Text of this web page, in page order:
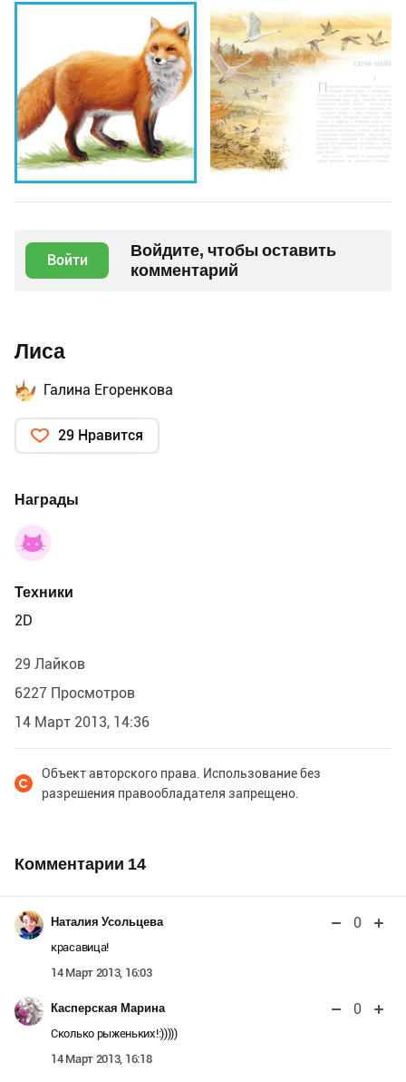
Войти
Войдите, чтобы оставить
комментарий
Лиса
Галина Егоренкова
29 Нравится
Награды
Техники
2D
29 Лайков
6227 Просмотров
14 Март 2013, 14:36
Объект авторского права. Использование без
разрешения правообладателя запрещено.
Комментарии 14
Наталия Усольцева 0
красавица!
14 Март 2013, 16:03
Касперская Марина 0
Сколько рыженьких!:)))))
14 Март 2013, 16:18